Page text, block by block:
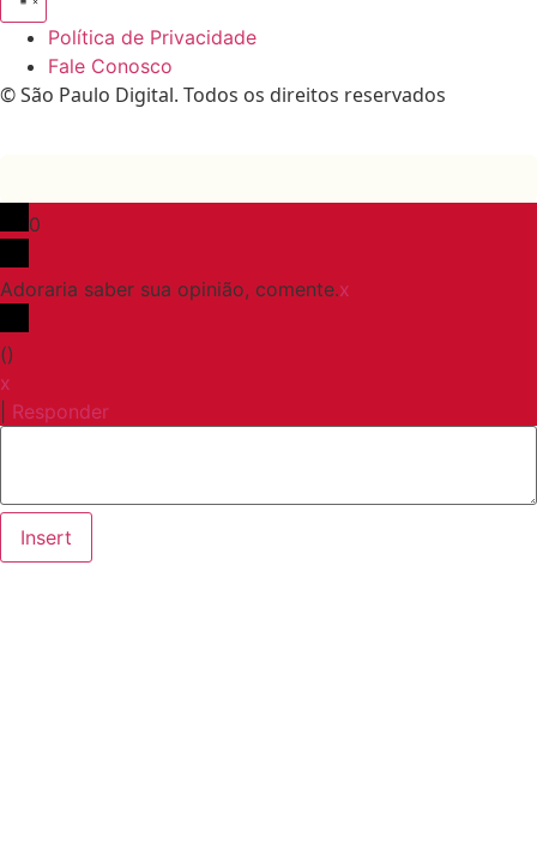
Política de Privacidade
Fale Conosco
© São Paulo Digital. Todos os direitos reservados
0
Adoraria saber sua opinião, comente.x
()
x
Responder
Insert